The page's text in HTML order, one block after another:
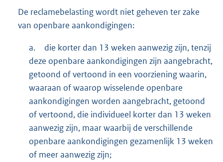
De reclamebelasting wordt niet geheven ter zake
van openbare aankondigingen:
a.
die korter dan 13 weken aanwezig zijn, tenzij
deze openbare aankondigingen zijn aangebracht,
getoond of vertoond in een voorziening waarin,
waaraan of waarop wisselende openbare
aankondigingen worden aangebracht, getoond
of vertoond, die individueel korter dan 13 weken
aanwezig zijn, maar waarbij de verschillende
openbare aankondigingen gezamenlijk 13 weken
of meer aanwezig zijn;